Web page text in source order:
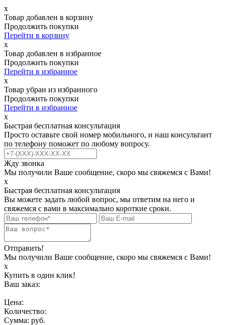
х
Товар добавлен в корзину
Продолжить покупки
Перейти в корзину
х
Товар добавлен в избранное
Продолжить покупки
Перейти в избранное
х
Товар убран из избранного
Продолжить покупки
Перейти в избранное
х
Быстрая бесплатная консультация
Просто оставьте свой номер мобильного, и наш консультант
по телефону поможет по любому вопросу.
Жду звонка
Мы получили Ваше сообщение, скоро мы свяжемся с Вами!
х
Быстрая бесплатная консультация
Вы можете задать любой вопрос, мы ответим на него и
свяжемся с вами в максимально короткие сроки.
Отправить!
Мы получили Ваше сообщение, скоро мы свяжемся с Вами!
х
Купить в один клик!
Ваш заказ:
Цена:
Количество:
Сумма: руб.